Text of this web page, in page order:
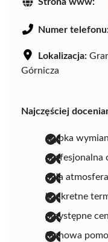
Strona www:
Numer
Lokalizacja:
Górnicza
Najczęściej
szybka
profesjonalna
miła atmosfera
konkretne
przystępne
fachowa